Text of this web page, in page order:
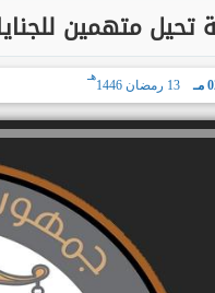
تحيل متهمين
13 رمضان 1446
هـ